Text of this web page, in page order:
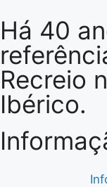
Há 40
Recreio
Ibérico.